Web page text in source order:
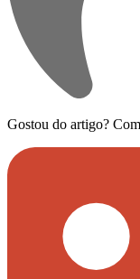
Gostou do artigo?